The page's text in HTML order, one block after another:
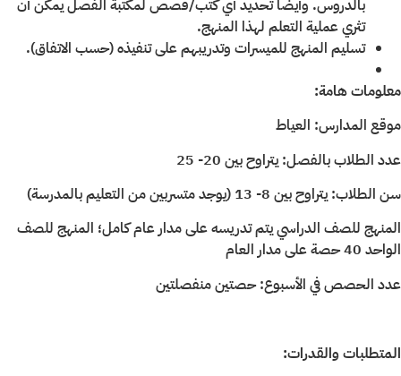
بالدروس. وأيضاً تحديد أي كتب/قصص لمكتبة الفصل يمكن أن
تثري عملية التعلم لهذا المنهج.
تسليم المنهج للميسرات وتدريبهم على تنفيذه (حسب الاتفاق).
معلومات هامة:
موقع المدارس: العياط
عدد الطلاب بالفصل: يتراوح بين 20- 25
سن الطلاب: يتراوح بين 8- 13 (يوجد متسربين من التعليم بالمدرسة)
المنهج للصف الدراسي يتم تدريسه على مدار عام كامل؛ المنهج للصف
الواحد 40 حصة على مدار العام
عدد الحصص في الأسبوع: حصتين منفصلتين
المتطلبات والقدرات: